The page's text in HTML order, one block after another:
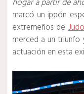
hogar a partir de
marcó un ippón
extremeños de
merced a un triunfo
actuación en esta